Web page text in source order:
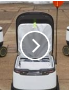
Prefeitura